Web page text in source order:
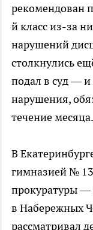
рекомендован
й класс из-за
нарушений
столкнулись
подал в суд —
нарушения,
течение месяца.
В
гимназией №
прокуратуры —
в Набережных
рассматривал